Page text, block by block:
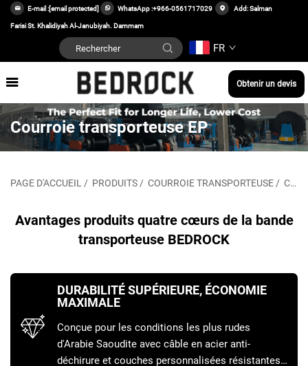
E-mail :[email protected] WhatsApp :+966-0561717029 Add: Salman
Farisi St. Khalidiyah Al-Janubiyah. Dammam
FR
Obtenir un devis
Courroie transporteuse EP
PAGE D'ACCUEIL / PRODUITS / COURROIE TRANSPORTEUSE / COURROIE TRANSPORTEUSE EP
Avantages produits quatre cœurs de la bande
transporteuse BEDROCK
DURABILITÉ SUPÉRIEURE, ÉCONOMIE
MAXIMALE
Conçue pour les conditions les plus rudes
d'Arabie Saoudite avec câble en acier anti-
déchirure et couches personnalisées résistantes